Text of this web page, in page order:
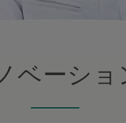
ベーショ